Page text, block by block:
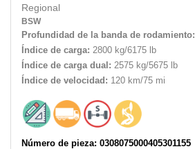
Regional
BSW
Profundidad de la banda de rodamiento:
Índice de carga: 2800 kg/6175 lb
Índice de carga dual: 2575 kg/5675 lb
Índice de velocidad: 120 km/75 mi
Número de pieza: 0308075000405301155